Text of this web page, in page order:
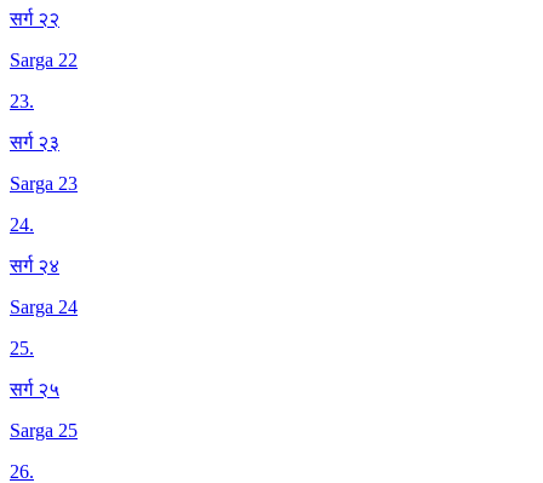
सर्ग २२
Sarga 22
23.
सर्ग २३
Sarga 23
24.
सर्ग २४
Sarga 24
25.
सर्ग २५
Sarga 25
26.